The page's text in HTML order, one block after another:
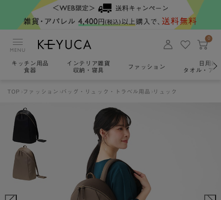
MENU
0
キッチン用品
食器
インテリア雑貨
収納・寝具
ファッション
日用雑
タオル・ア
TOP ファッション バッグ・リュック・トラベル用品 リュック